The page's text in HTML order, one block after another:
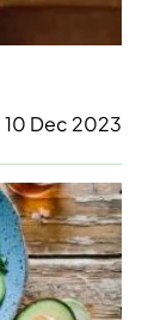
10 Dec 2023